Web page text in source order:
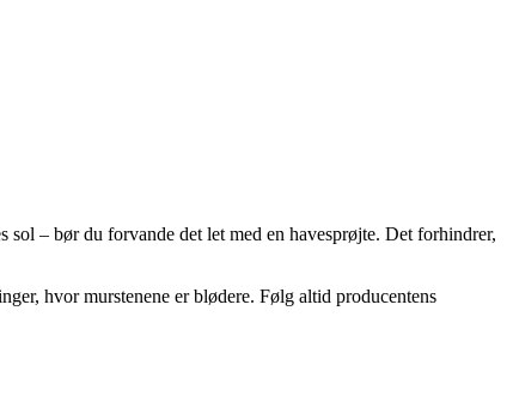
– bør du forvande det let med en havesprøjte. Det forhindrer,
hvor murstenene er blødere. Følg altid producentens